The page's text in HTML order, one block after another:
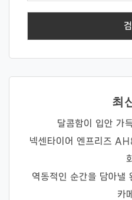
최
달콤함이 입안 가
넥센타이어 엔프리즈
역동적인 순간을 담아낼
카